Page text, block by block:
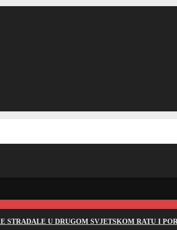
STRADALE U DRUGOM SVJETSKOM RATU I